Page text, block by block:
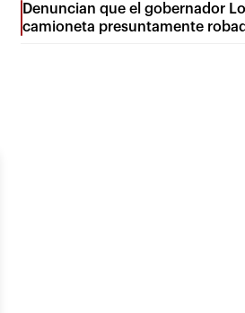
Denuncian que el gobernador
camioneta presuntamente